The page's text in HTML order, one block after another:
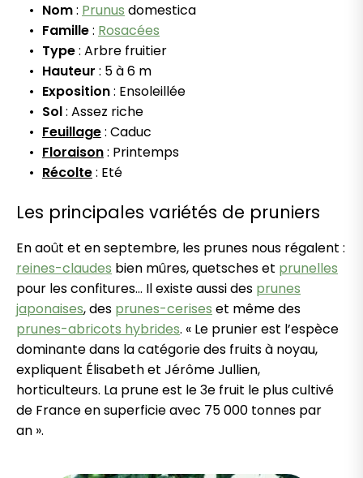
Nom: Prunus domestica
Famille: Rosacées
Type: Arbre fruitier
Hauteur : 5 à 6 m
Exposition: Ensoleillée
Sol: Assez riche
Feuillage: Caduc
Floraison: Printemps
Récolte: Eté
Les principales variétés de pruniers
En août et en septembre, les prunes nous régalent :
reines-claudes bien mûres, quetsches et prunelles
pour les confitures… Il existe aussi des prunes
japonaises, des prunes-cerises et même des
prunes-abricots hybrides. « Le prunier est l’espèce
dominante dans la catégorie des fruits à noyau,
expliquent Élisabeth et Jérôme Jullien,
horticulteurs. La prune est le 3e fruit le plus cultivé
de France en superficie avec 75 000 tonnes par
an ».